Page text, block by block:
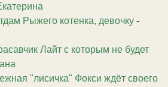
Рыжего котенка, девочку -
Лайт с которым не будет
"лисичка" Фокси ждёт своего